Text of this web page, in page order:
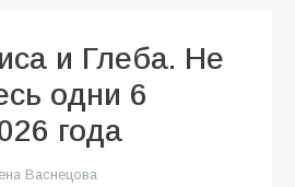
и Глеба. Не
одни 6
года
Васнецова